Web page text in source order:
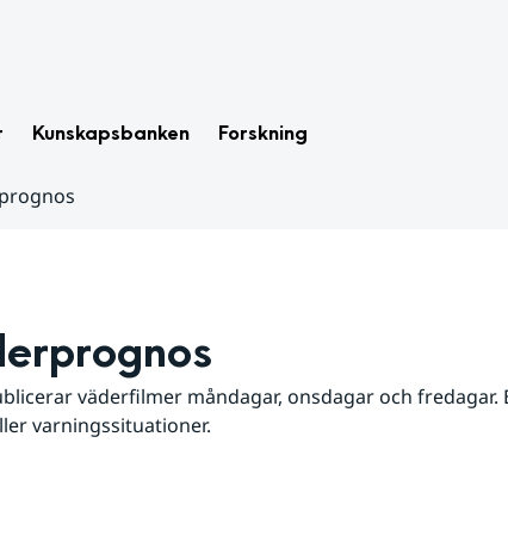
Kunskapsbanken Forskning
väderfilmer måndagar, onsdagar och fredagar.
varningssituationer.